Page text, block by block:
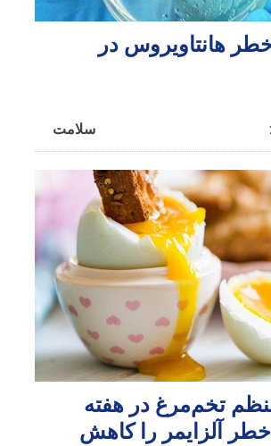
هانتاویروس در
سلامت
تخم‌مرغ در هفته
آلزایمر را کاهش